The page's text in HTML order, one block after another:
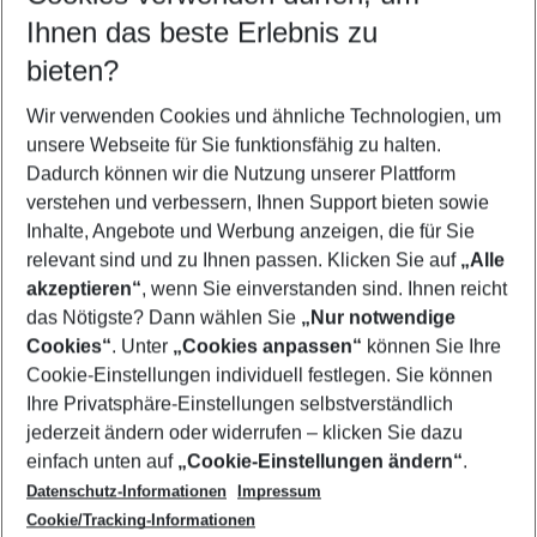
Reisezeitraum wählen
09.08.26– 07.08.27 5-8 Nächte
2 Erwachsene Keine Kinder
Mehr Filter anzeigen
Footer
Footer navigation
Über uns
AGB
Cookie-Einstellungen ändern
Cookie-Richtlinie
Datenschutz
Service & Hilfe
Barrierefreies Reisen
Check-in
Folgen Sie uns
Ihnen das beste Erlebnis zu
bieten?
Wir verwenden Cookies und ähnliche Technologien, um
unsere Webseite für Sie funktionsfähig zu halten.
Dadurch können wir die Nutzung unserer Plattform
verstehen und verbessern, Ihnen Support bieten sowie
Inhalte, Angebote und Werbung anzeigen, die für Sie
relevant sind und zu Ihnen passen. Klicken Sie auf „Alle
akzeptieren“, wenn Sie einverstanden sind. Ihnen reicht
das Nötigste? Dann wählen Sie „Nur notwendige
Cookies“. Unter „Cookies anpassen“ können Sie Ihre
Cookie-Einstellungen individuell festlegen. Sie können
Ihre Privatsphäre-Einstellungen selbstverständlich
jederzeit ändern oder widerrufen – klicken Sie dazu
einfach unten auf „Cookie-Einstellungen ändern“.
Datenschutz-Informationen
Impressum
Cookie/Tracking-Informationen